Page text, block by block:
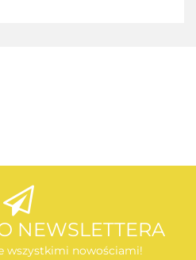
AEGNEWSLETTERA
wszystkimi nowościami!